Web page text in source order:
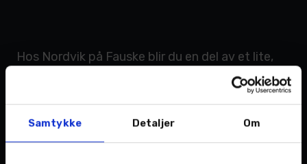
Samtykke Detaljer Om
Hos Nordvik på Fauske blir du en del av et lite,
men sterkt team på seks medarbeidere – som
og arbeidsglede.